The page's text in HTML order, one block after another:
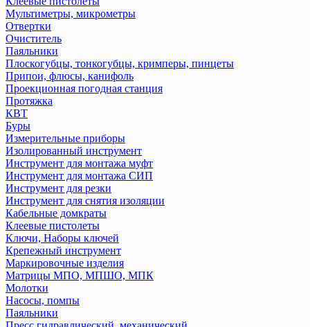
Мультиметры, микрометры
Отвертки
Очиститель
Паяльники
Плоскогубцы, тонкогубцы, кримперы, пинцеты
Припои, флюсы, канифоль
Проекционная погодная станция
Протяжка
КВТ
Буры
Измерительные приборы
Изолированный инструмент
Инструмент для монтажа муфт
Инструмент для монтажа СИП
Инструмент для резки
Инструмент для снятия изоляции
Кабельные домкраты
Клеевые пистолеты
Ключи, Наборы ключей
Крепежный инструмент
Маркировочные изделия
Матрицы МПО, МПШО, МПК
Молотки
Насосы, помпы
Паяльники